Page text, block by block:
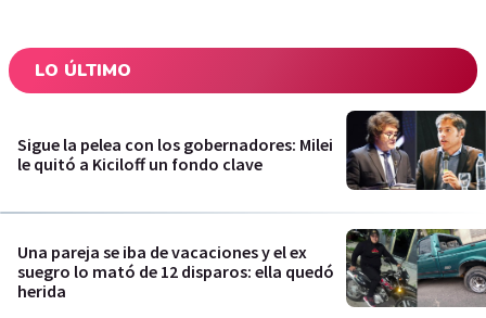
LO ÚLTIMO
Sigue la pelea con los gobernadores: Milei
le quitó a Kiciloff un fondo clave
Una pareja se iba de vacaciones y el ex
suegro lo mató de 12 disparos: ella quedó
herida